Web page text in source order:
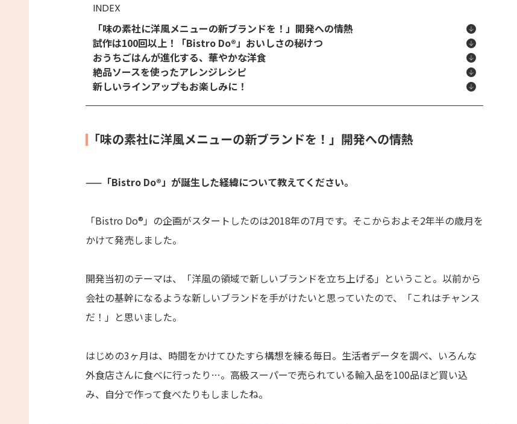
INDEX
「味の素社に洋風メニューの新ブランドを！」開発への情熱
試作は100回以上！「Bistro Do®」おいしさの秘けつ
おうちごはんが進化する、華やかな洋食
絶品ソースを使ったアレンジレシピ
新しいラインアップもお楽しみに！
「味の素社に洋風メニューの新ブランドを！」開発への情熱
——「Bistro Do®」が誕生した経緯について教えてください。
「Bistro Do®」の企画がスタートしたのは2018年の7月です。そこからおよそ2年半の歳月を
かけて発売しました。
開発当初のテーマは、「洋風の領域で新しいブランドを立ち上げる」ということ。以前から
会社の基幹になるような新しいブランドを手がけたいと思っていたので、「これはチャンス
だ！」と思いました。
はじめの3ヶ月は、時間をかけてひたすら構想を練る毎日。生活者データを調べ、いろんな
外食店さんに食べに行ったり…。高級スーパーで売られている輸入品を100品ほど買い込
み、自分で作って食べたりもしましたね。